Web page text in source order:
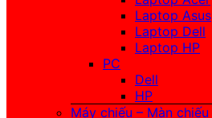
Laptop Asus
Laptop Dell
Laptop HP
PC
Dell
HP
Máy chiếu – Màn chiếu